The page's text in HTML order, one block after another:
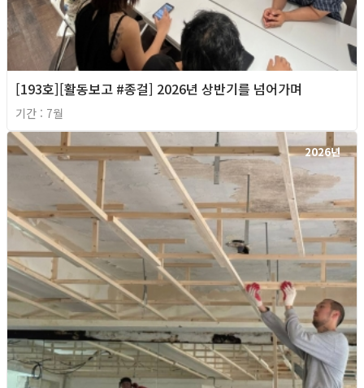
[193호][활동보고 #종걸] 2026년 상반기를 넘어가며
기간 : 7월
2026년